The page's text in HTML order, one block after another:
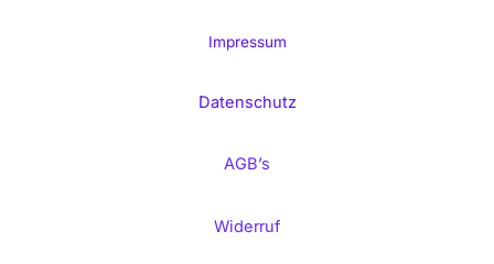
Impressum
Datenschutz
AGB’s
Widerruf